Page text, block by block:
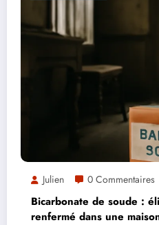
Julien 0 Commentaires
Bicarbonate de soude :
renfermé dans une